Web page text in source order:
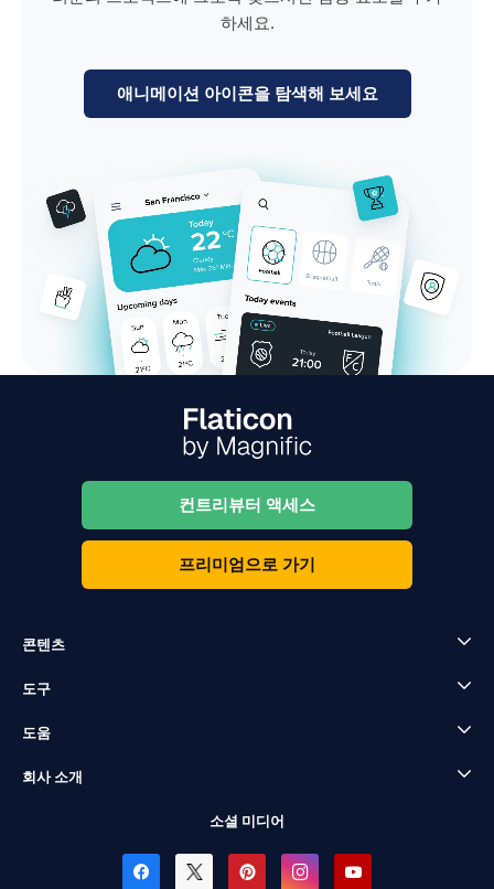
하세요.
애니메이션 아이콘을 탐색해 보세요
컨트리뷰터 액세스
프리미엄으로 가기
콘텐츠
도구
도움
회사 소개
소셜 미디어